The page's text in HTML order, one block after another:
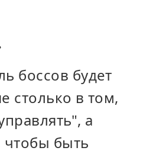
боссов будет
столько в том,
а
быть